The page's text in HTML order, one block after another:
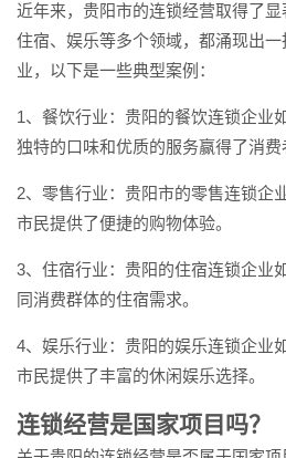
近年来，贵阳市的连锁经营取得了显
住宿、娱乐等多个领域，都涌现出
业，以下是一些典型案例：
1、餐饮行业：贵阳的餐饮连锁企业
独特的口味和优质的服务赢得了消费
2、零售行业：贵阳市的零售连锁企
市民提供了便捷的购物体验。
3、住宿行业：贵阳的住宿连锁企业
同消费群体的住宿需求。
4、娱乐行业：贵阳的娱乐连锁企业
市民提供了丰富的休闲娱乐选择。
连锁经营是国家项目吗？